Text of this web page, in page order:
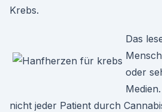
Krebs.
Das
oder
nicht jeder Patient durch